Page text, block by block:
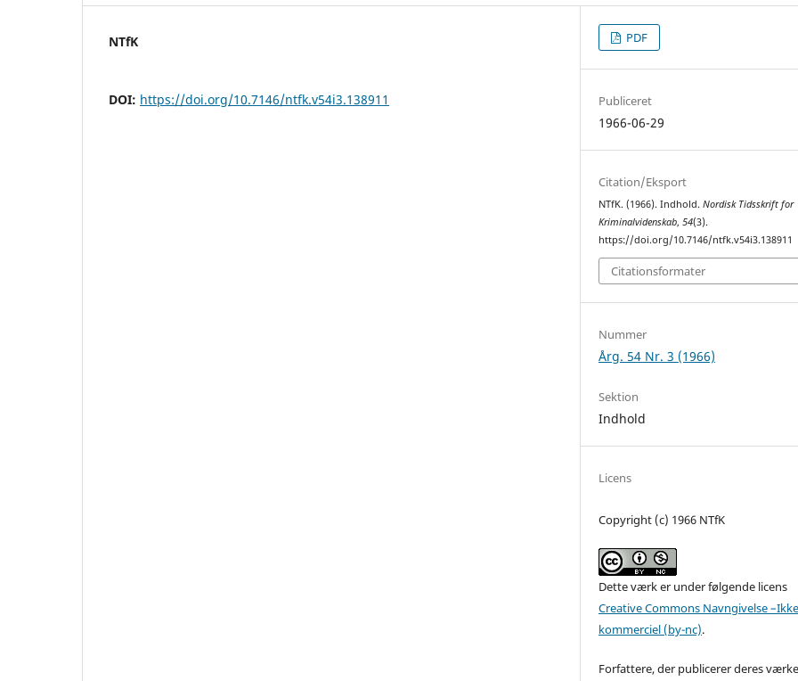
NTfK
DOI: https://doi.org/10.7146/ntfk.v54i3.138911
PDF
Publiceret
1966-06-29
Citation/Eksport
NTfK. (1966). Indhold.Nordisk Tidsskrift for
Kriminalvidenskab,54(3).
https://doi.org/10.7146/ntfk.v54i3.138911
Citationsformater
Nummer
Årg. 54 Nr. 3 (1966)
Sektion
Indhold
Licens
Copyright (c) 1966 NTfK
Dette værk er under følgende licens
Creative Commons Navngivelse
kommerciel (by-nc).
Forfattere, der publicerer deres